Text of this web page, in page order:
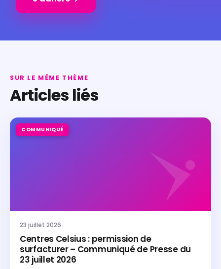
SUR LE MÊME THÈME
Articles liés
COMMUNIQUÉ
23 juillet 2026
Centres Celsius : permission de
surfacturer – Communiqué de Presse du
23 juillet 2026